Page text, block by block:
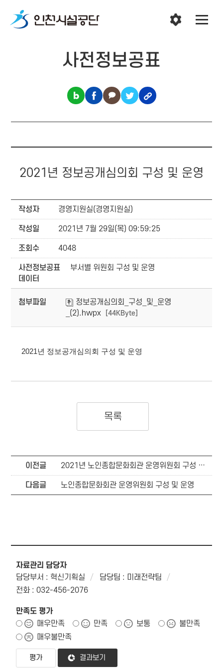
사전정보공표
2021년 정보공개심의회 구성 및 운영
작성자 경영지원실(경영지원실)
작성일 2021년 7월 29일(목) 09:59:25
조회수 4048
사전정보공표
데이터
부서별 위원회 구성 및 운영
첨부파일
정보공개심의회_구성_및_운영
_(2).hwpx
[44KByte]
2021년 정보공개심의회 구성 및 운영
목록
이전글 2021년 노인종합문화회관 운영위원회 구성 및 운영
다음글 노인종합문화회관 운영위원회 구성 및 운영
자료관리 담당자
담당부서 : 혁신기획실
담당팀 : 미래전략팀
전화 : 032-456-2076
만족도 평가
매우만족
만족 보통
불만족
매우불만족
결과보기